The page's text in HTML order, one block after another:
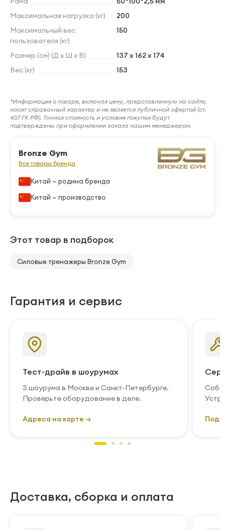
Максимальная нагрузка (кг)
200
Максимальный вес
пользователя (кг)
150
Размер (см) (Д х Ш х В)
137 х 162 х 174
Вес (кг)
153
*Информация о товаре, включая цену, представленную на сайте,
носит справочный характер и не является публичной офертой (ст.
437 ГК РФ). Точная стоимость и условия покупки будут
подтверждены при оформлении заказа нашим менеджером.
Bronze Gym
Все товары бренда
Китай — родина бренда
Китай — производство
Этот товар в подборок
Силовые тренажеры Bronze Gym
Гарантия и сервис
Тест-драйв в шоурумах
3 шоурума в Москве и Санкт-Петербурге.
Проверьте оборудование в деле.
Адреса на карте →
Доставка, сборка и оплата